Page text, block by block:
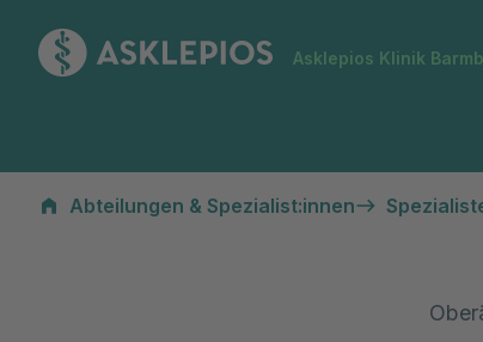
Asklepios Klinik
Abteilungen & Spezialist:innen